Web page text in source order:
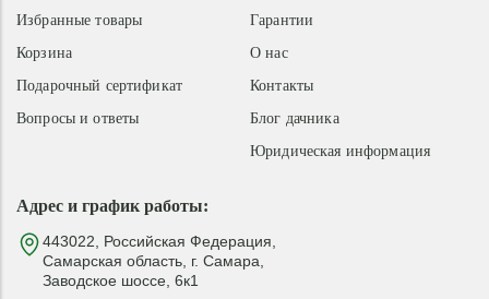
Адрес и график работы:
443022, Российская Федерация,
Самарская область, г. Самара,
Заводское шоссе, 6к1
Гарантии
О нас
Контакты
Блог дачника
Юридическая информация
Избранные товары
Корзина
Подарочный сертификат
Вопросы и ответы